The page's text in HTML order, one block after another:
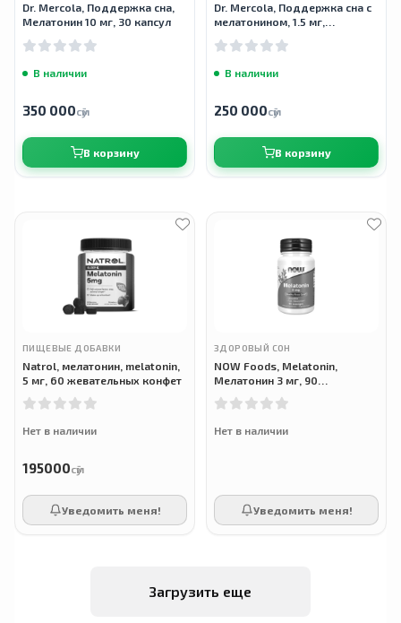
Dr. Mercola, Поддержка сна,
Мелатонин 10 мг, 30 капсул
В наличии
350 000сӯм
В корзину
Dr. Mercola, Поддержка сна с
мелатонином, 1.5 мг,
спрей, 25 мл
В наличии
250 000сӯм
В корзину
ПИЩЕВЫЕ ДОБАВКИ
Natrol, мелатонин, melatonin,
5 мг, 60 жевательных конфет
Нет в наличии
195000сӯм
Уведомить меня!
ЗДОРОВЫЙ СОН
NOW Foods, Melatonin,
Мелатонин 3 мг, 90
Нет в наличии
Уведомить меня!
Загрузить еще